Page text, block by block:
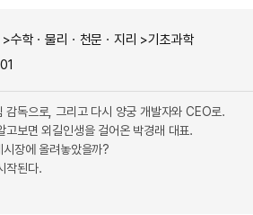
수학ㆍ물리ㆍ천문ㆍ지리 >기초과학
감독으로, 그리고 다시 양궁 개발자와 CEO로.
고보면 외길인생을 걸어온 박경래 대표.
장에 올려놓았을까?
작된다.